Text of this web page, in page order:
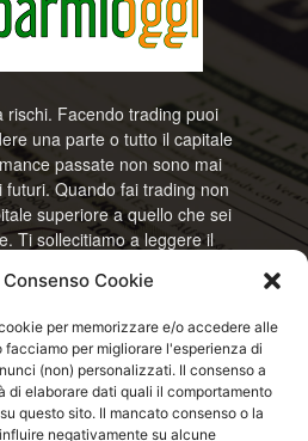
Cookie
per memorizzare e/o accedere alle
per migliorare l'esperienza di
(non) personalizzati. Il consenso a
di elaborare dati quali il comportamento
questo sito. Il mancato consenso o la
negativamente su alcune
rischi. Facendo trading puoi
una parte o tutto il capitale
passate non sono mai
futuri. Quando fai trading non
superiore a quello che sei
Ti sollecitiamo a leggere il
alcun genere di consulenza
Continuando ad accedere o
o ogni servizio disponibile
accettare termini e condizioni
© RisparmiOggi